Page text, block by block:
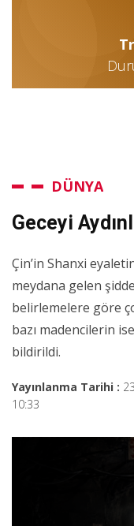
DÜNYA
Geceyi
Çin’in Shanxi
meydana gelen
belirlemelere göre
bazı madencilerin
bildirildi.
Yayınlanma Tarihi :
10:33